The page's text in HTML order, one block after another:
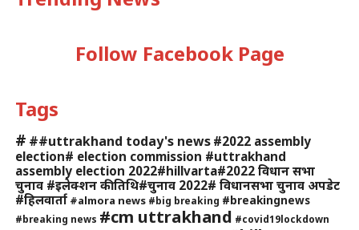
Follow Facebook Page
Tags
# ##uttrakhand today's news #2022 assembly
election# election commission #uttrakhand
assembly election 2022#hillvarta#2022 विधान सभा
चुनाव #इलेक्शन की तिथि#चुनाव 2022# विधानसभा चुनाव अपडेट
#हिलवार्ता #almora news #big breaking #breakingnews
#breaking news #cm uttrakhand #covid19lockdown